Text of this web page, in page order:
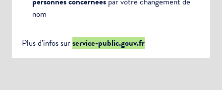
nom
Plus d’infos surservice-public.gouv.fr